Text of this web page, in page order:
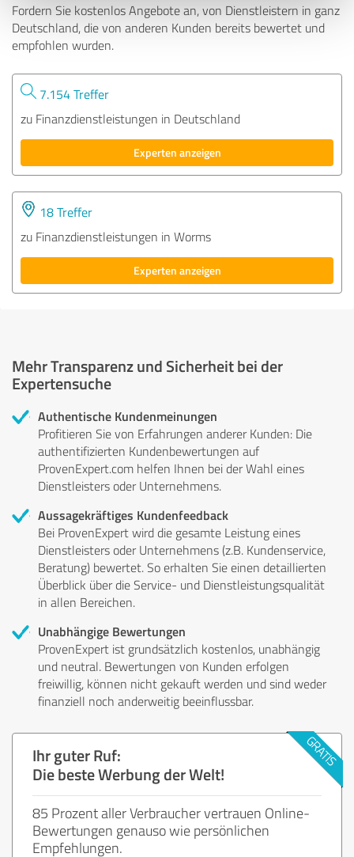
Fordern Sie kostenlos Angebote an, von Dienstleistern in ganz
Deutschland, die von anderen Kunden bereits bewertet und
empfohlen wurden.
7.154 Treffer
zu Finanzdienstleistungen in Deutschland
Experten anzeigen
18 Treffer
zu Finanzdienstleistungen in Worms
Experten anzeigen
Mehr Transparenz und Sicherheit bei der
Expertensuche
Authentische Kundenmeinungen
Profitieren Sie von Erfahrungen anderer Kunden: Die
authentifizierten Kundenbewertungen auf
ProvenExpert.com helfen Ihnen bei der Wahl eines
Dienstleisters oder Unternehmens.
Aussagekräftiges Kundenfeedback
Bei ProvenExpert wird die gesamte Leistung eines
Dienstleisters oder Unternehmens (z.B. Kundenservice,
Beratung) bewertet. So erhalten Sie einen detaillierten
Überblick über die Service- und Dienstleistungsqualität
in allen Bereichen.
Unabhängige Bewertungen
ProvenExpert ist grundsätzlich kostenlos, unabhängig
und neutral. Bewertungen von Kunden erfolgen
freiwillig, können nicht gekauft werden und sind weder
finanziell noch anderweitig beeinflussbar.
Ihr guter Ruf:
Die beste Werbung der Welt!
85 Prozent aller Verbraucher vertrauen Online-
Bewertungen genauso wie persönlichen
Empfehlungen.